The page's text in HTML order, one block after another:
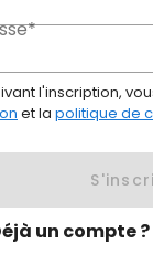
l'inscription,
et la politique de
un compte ?